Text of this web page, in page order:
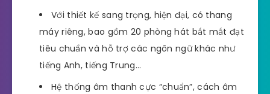
Với thiết kế sang trọng, hiện đại, có thang
máy riêng, bao gồm 20 phòng hát bắt mắt đạt
tiêu chuẩn và hỗ trợ các ngôn ngữ khác như
tiếng Anh, tiếng Trung…
Hệ thống âm thanh cực “chuẩn”, cách âm